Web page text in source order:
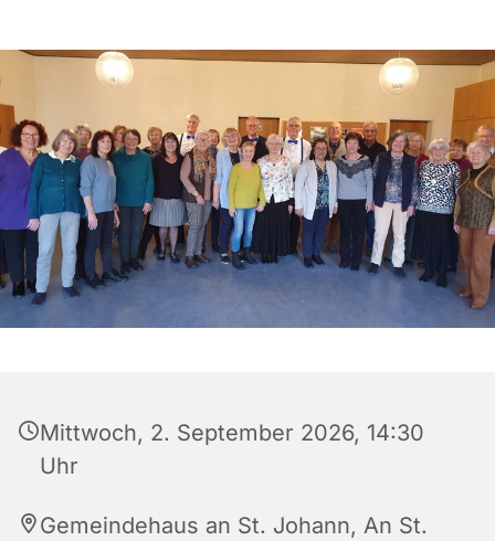
Mittwoch, 2. September 2026, 14:30
Uhr
Gemeindehaus an St. Johann, An St.